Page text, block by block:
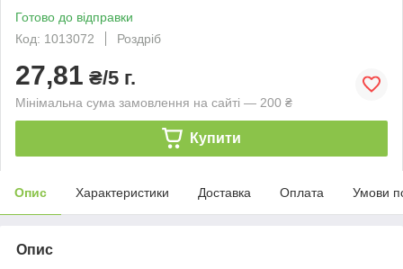
Готово до відправки
Код: 1013072
Роздріб
27,81 ₴/5 г.
Мінімальна сума замовлення на сайті — 200 ₴
Купити
Опис Характеристики Доставка Оплата Умови
Опис